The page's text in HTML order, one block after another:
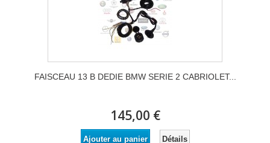
FAISCEAU 13 B DEDIE BMW SERIE 2 CABRIOLET...
145,00 €
Ajouter au panier Détails